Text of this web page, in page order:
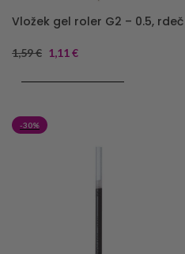
Vložek gel roler G2 – 0.5, rdeč
1,59€ 1,11€
-30%